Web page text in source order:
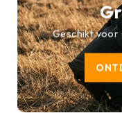
Geschikt voor